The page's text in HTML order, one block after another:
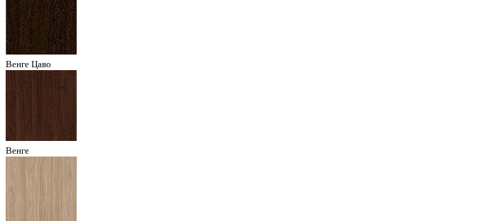
Венге Цаво
Венге